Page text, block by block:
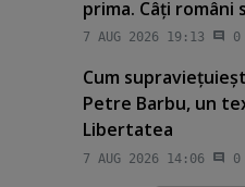
prima. Câţi români
7 AUG 2026 19:13 0
Cum
Petre Barbu, un
Libertatea
7 AUG 2026 14:06 0